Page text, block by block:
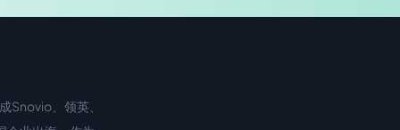
Snovio、领英、